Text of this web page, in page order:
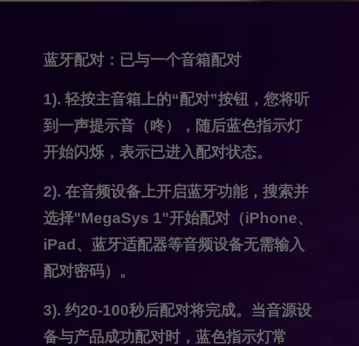
蓝牙配对：已与一个音箱配对
1). 轻按主音箱上的“配对”按钮，您将听
到一声提示音（咚），随后蓝色指示灯
开始闪烁，表示已进入配对状态。
2). 在音频设备上开启蓝牙功能，搜索并
选择"MegaSys 1"开始配对（iPhone、
iPad、蓝牙适配器等音频设备无需输入
配对密码）。
3). 约20-100秒后配对将完成。当音源设
备与产品成功配对时，蓝色指示灯常